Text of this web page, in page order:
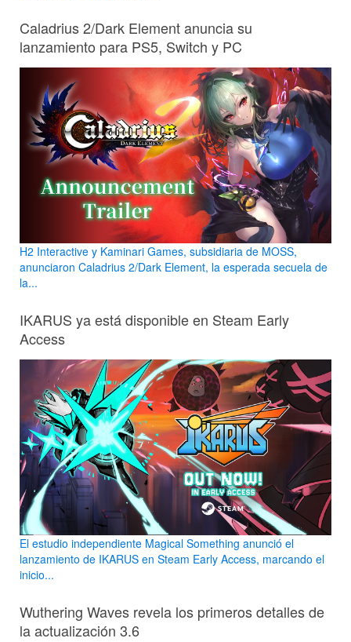
Caladrius 2/Dark Element anuncia su
lanzamiento para PS5, Switch y PC
H2 Interactive y Kaminari Games, subsidiaria de MOSS,
anunciaron Caladrius 2/Dark Element, la esperada secuela de
la...
IKARUS ya está disponible en Steam Early
Access
El estudio independiente Magical Something anunció el
lanzamiento de IKARUS en Steam Early Access, marcando el
inicio...
Wuthering Waves revela los primeros detalles de
la actualización 3.6